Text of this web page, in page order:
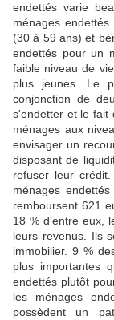
endettés varie
ménages
(30 à 59 ans) et
endettés pour un
faible niveau de
plus jeunes. Le
conjonction de
s'endetter et le fait
ménages aux
envisager un
disposant de
refuser leur
ménages
remboursent 621
18 % d'entre eux,
leurs revenus. Ils
immobilier. 9 %
plus importantes
endettés plutôt
les ménages
possèdent un